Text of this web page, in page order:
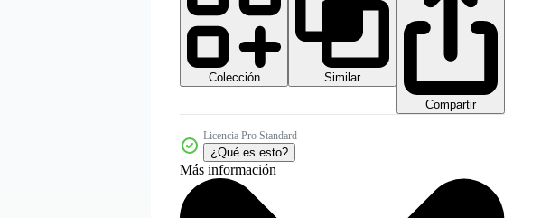
Colección
Similar
Compartir
Licencia Pro Standard
¿Qué es esto?
Más información